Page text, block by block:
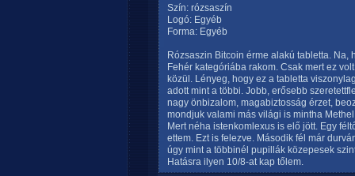
Szín: rózsaszín
Logó: Egyéb
Forma: Egyéb
Rózsaszin Bitcoin érme alakú tabletta.
Fehér kategóriába rakom. Csak mert ez
közül. Lényeg, hogy ez a tabletta
adott mint a többi. Jobb, erősebb
nagy önbizalom, magabiztosság érzet,
mondjuk valami más világi is mintha
Mert néha istenkomlexus is elő jött. Egy
ettem. Ezt is felezve. Második fél már
úgy mint a többinél pupillák közepesek
Hatásra ilyen 10/8-at kap tőlem.